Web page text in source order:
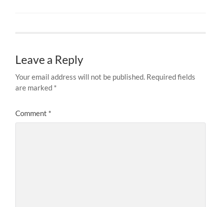
Leave a Reply
Your email address will not be published. Required fields
are marked *
Comment *